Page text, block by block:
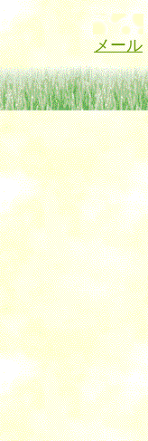
メール